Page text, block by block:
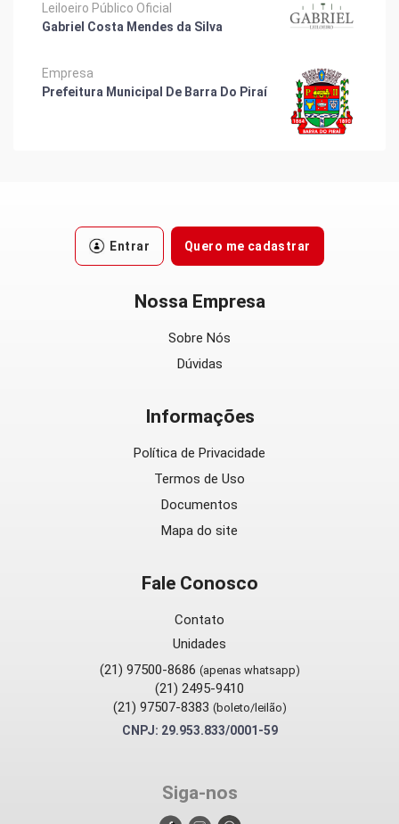
Leiloeiro Público Oficial
Gabriel Costa Mendes da Silva
Empresa
Prefeitura Municipal De Barra Do Piraí
Nossa Empresa
Sobre Nós
Dúvidas
Informações
Política de Privacidade
Termos de Uso
Documentos
Mapa do site
Fale Conosco
Contato
Unidades
(21) 97500-8686 (apenas whatsapp)
(21) 2495-9410
(21) 97507-8383 (boleto/leilão)
CNPJ: 29.953.833/0001-59
Entrar Quero me cadastrar
Siga-nos